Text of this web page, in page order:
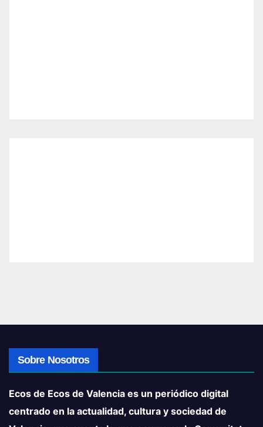
Sobre Nosotros
Ecos de Ecos de Valencia es un periódico digital
centrado en la actualidad, cultura y sociedad de